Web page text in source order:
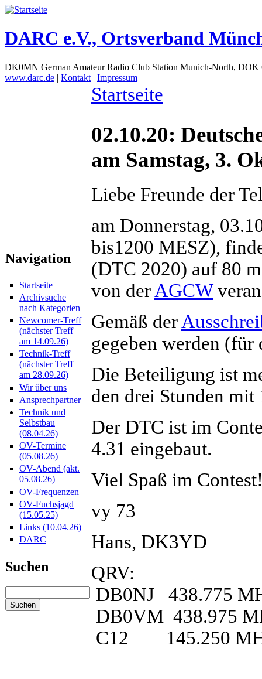
DARC e.V., Ortsverband
DK0MN German Amateur Radio Club Station Munich-North,
www.darc.de | Kontakt | Impressum
Navigation
Startseite
Archivsuche
nach Kategorien
Newcomer-Treff
(nächster Treff
am 14.09.26)
Technik-Treff
(nächster Treff
am 28.09.26)
Wir über uns
Ansprechpartner
Technik und
Selbstbau
(08.04.26)
OV-Termine
(05.08.26)
OV-Abend (akt.
05.08.26)
OV-Frequenzen
OV-Fuchsjagd
(15.05.25)
Links (10.04.26)
DARC
Suchen
Startseite
02.10.20:
am Samstag, 3.
Liebe Freunde der
am Donnerstag,
bis1200 MESZ),
(DTC 2020) auf 80
von der AGCW
Gemäß der
gegeben werden
Die Beteiligung ist
den drei Stunden
Der DTC ist im
4.31 eingebaut.
Viel Spaß im
vy 73
Hans, DK3YD
QRV:
DB0NJ 438.775
DB0VM 438.975
C12 145.250